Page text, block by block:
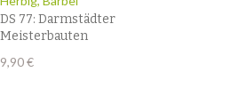
DS 77: Darmstädter
Meisterbauten
9,90€